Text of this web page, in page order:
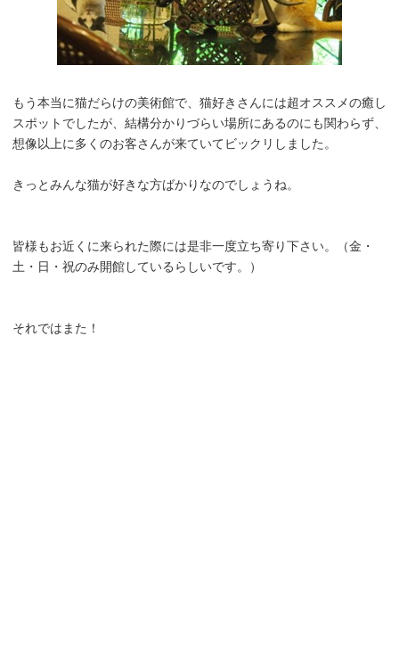
もう本当に猫だらけの美術館で、猫好きさんには超オススメの癒し
スポットでしたが、結構分かりづらい場所にあるのにも関わらず、
想像以上に多くのお客さんが来ていてビックリしました。
きっとみんな猫が好きな方ばかりなのでしょうね。
皆様もお近くに来られた際には是非一度立ち寄り下さい。（金・
土・日・祝のみ開館しているらしいです。）
それではまた！